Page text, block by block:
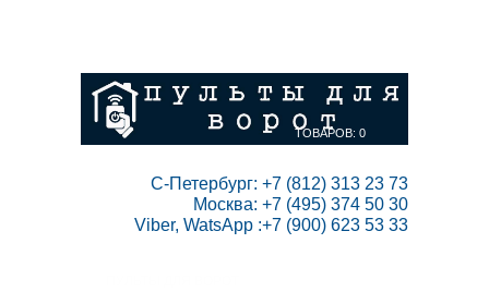
ТОВАРОВ: 0
Москва: +7 (495) 374 50 30
Viber, WatsApp :+7 (900) 623 53 33